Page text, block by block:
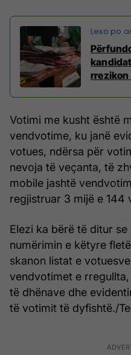
Votimi me kusht është
vendvotime, ku janë
votues, ndërsa për
nevoja të veçanta, të
mobile jashtë
regjistruar 3 mijë e 144
Elezi ka bërë të ditur
numërimin e këtyre
skanon listat e
vendvotimet e
të dhënave dhe
të votimit të dyfishtë./